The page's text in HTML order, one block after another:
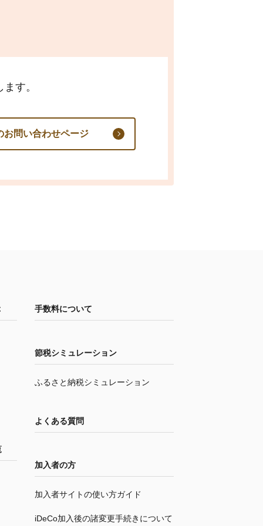
す。
お問い合わせページ
手数料について
節税シミュレーション
ふるさと納税シミュレーション
よくある質問
加入者の方
加入者サイトの使い方ガイド
iDeCo加入後の諸変更手続きについて